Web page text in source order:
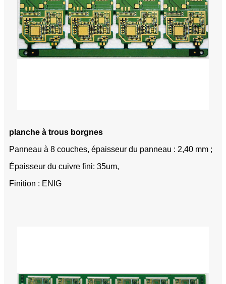
planche à trous borgnes
Panneau à 8 couches, épaisseur du panneau : 2,40 mm ;
Épaisseur du cuivre fini: 35um,
Finition : ENIG